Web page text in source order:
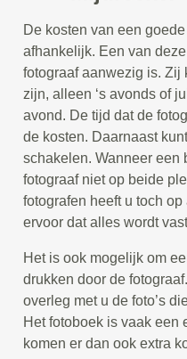
De kosten van een
afhankelijk. Een van
fotograaf aanwezig is.
zijn, alleen ‘s avonds of
avond. De tijd dat de
de kosten. Daarnaast
schakelen. Wanneer een
fotograaf niet op beide
fotografen heeft u toch
ervoor dat alles wordt
Het is ook mogelijk om
drukken door de
overleg met u de foto’s
Het fotoboek is vaak een
komen er dan ook extra